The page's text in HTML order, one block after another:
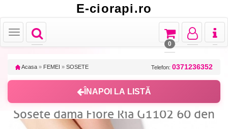
E-ciorapi.ro
Toggle
navigation
Toggle
Toggle
navigation
Toggle
navigation
Toggle
navigation
0
Acasa » FEMEI » SOSETE Telefon: 0371236352
ÎNAPOI LA LISTĂ
Sosete dama Fiore Ria G1102 60 den